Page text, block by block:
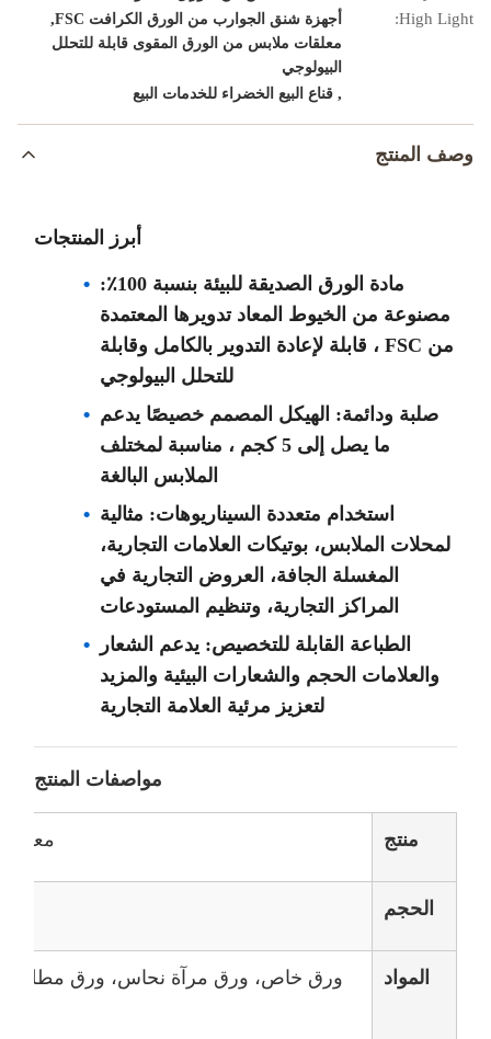
High Light:
أجهزة شنق الجوارب من الورق الكرافت FSC ,
معلقات ملابس من الورق المقوى قابلة للتحلل
البيولوجي
, قناع البيع الخضراء للخدمات البيع
وصف المنتج
أبرز المنتجات
مادة الورق الصديقة للبيئة بنسبة 100٪:
مصنوعة من الخيوط المعاد تدويرها المعتمدة
من FSC ، قابلة لإعادة التدوير بالكامل وقابلة
للتحلل البيولوجي
صلبة ودائمة: الهيكل المصمم خصيصًا يدعم
ما يصل إلى 5 كجم ، مناسبة لمختلف
الملابس البالغة
استخدام متعددة السيناريوهات: مثالية
لمحلات الملابس، بوتيكات العلامات التجارية،
المغسلة الجافة، العروض التجارية في
المراكز التجارية، وتنظيم المستودعات
الطباعة القابلة للتخصيص: يدعم الشعار
والعلامات الحجم والشعارات البيئية والمزيد
لتعزيز مرئية العلامة التجارية
مواصفات المنتج
منتج معلق
الحجم
المواد ورق خاص، ورق مرآة نحاس، ورق مطلي